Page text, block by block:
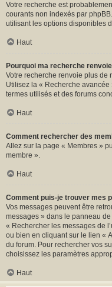
Votre recherche est
courants non indexés par
utilisant les options disponibles
Haut
Pourquoi ma recherche
Votre recherche renvoie plus de
Utilisez la « Recherche
termes utilisés et des forums
Haut
Comment rechercher des
Allez sur la page « Membres »
membre ».
Haut
Comment puis-je trouver mes
Vos messages peuvent être
messages » dans le panneau
« Rechercher les messages de
ou bien en cliquant sur le lien «
du forum. Pour rechercher vos
choisissez les paramètres
Haut